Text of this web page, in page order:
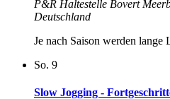
P&R Haltestelle Bovert
Deutschland
Je nach Saison werden lange
So. 9
Slow Jogging -